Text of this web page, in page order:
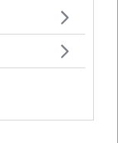
more Google
may click to
below Google